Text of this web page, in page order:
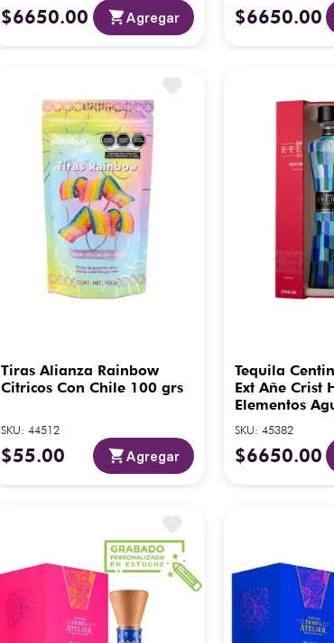
$6650.00 Agregar $6650.00
Tiras Alianza Rainbow
Citricos Con Chile 100 grs
SKU:44512
$55.00 Agregar
Tequila
Ext Añe Crist
Elementos
SKU: 45382
$6650.00